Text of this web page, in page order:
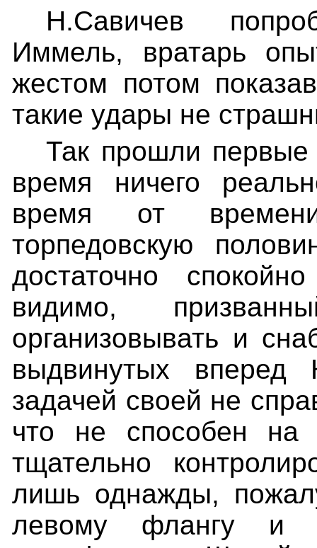
Н.Савичев
Иммель, вратарь
жестом потом
такие удары не
Так прошли первые
время ничего
время от
торпедовскую
достаточно
видимо,
организовывать и
выдвинутых
задачей своей не
что не способен на
тщательно
лишь однажды,
левому флангу и